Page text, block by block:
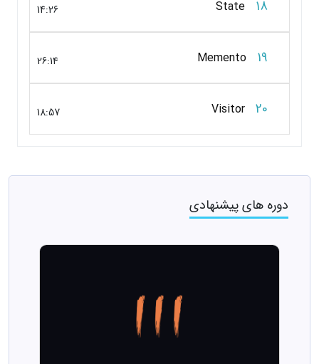
18
State
14:26
19
Memento
26:14
20
Visitor
18:57
دوره های پیشنهادی